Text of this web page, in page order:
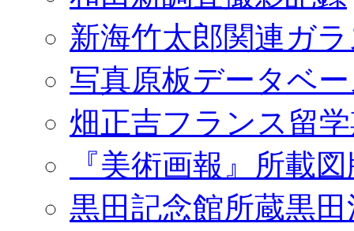
新海竹太郎関連ガ
写真原板データベ
畑正吉フランス留
『美術画報』所載
黒田記念館所蔵黒